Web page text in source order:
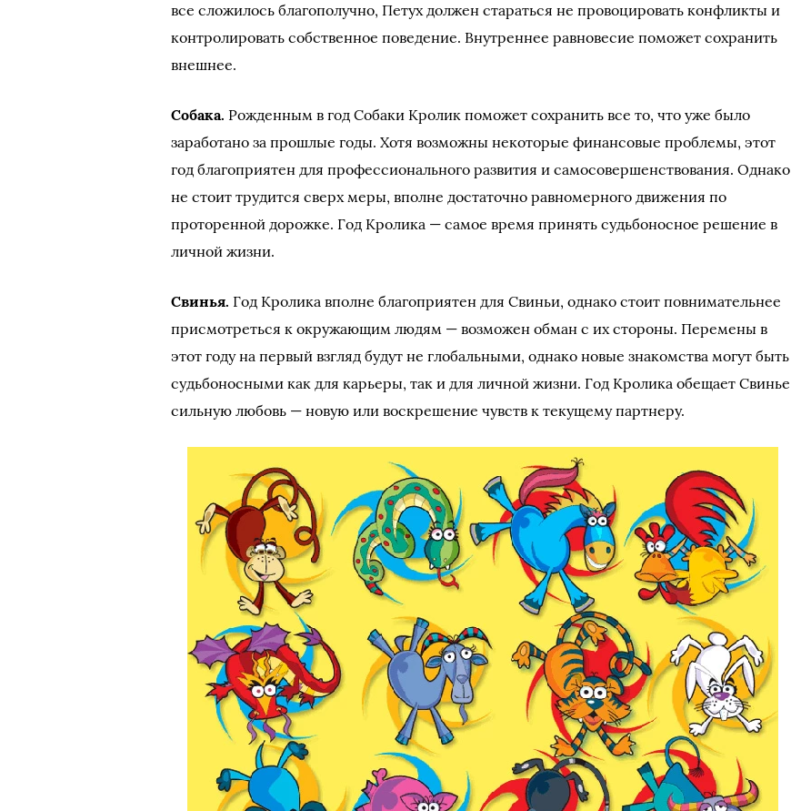
все сложилось благополучно, Петух должен стараться не провоцировать конфликты и
контролировать собственное поведение. Внутреннее равновесие поможет сохранить
внешнее.
Собака. Рожденным в год Собаки Кролик поможет сохранить все то, что уже было
заработано за прошлые годы. Хотя возможны некоторые финансовые проблемы, этот
год благоприятен для профессионального развития и самосовершенствования. Однако
не стоит трудится сверх меры, вполне достаточно равномерного движения по
проторенной дорожке. Год Кролика — самое время принять судьбоносное решение в
личной жизни.
Свинья. Год Кролика вполне благоприятен для Свиньи, однако стоит повнимательнее
присмотреться к окружающим людям — возможен обман с их стороны. Перемены в
этот году на первый взгляд будут не глобальными, однако новые знакомства могут быть
судьбоносными как для карьеры, так и для личной жизни. Год Кролика обещает Свинье
сильную любовь — новую или воскрешение чувств к текущему партнеру.